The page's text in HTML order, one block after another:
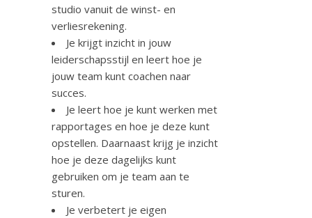
studio vanuit de winst- en
verliesrekening.
Je krijgt inzicht in jouw
leiderschapsstijl en leert hoe je
jouw team kunt coachen naar
succes.
Je leert hoe je kunt werken met
rapportages en hoe je deze kunt
opstellen. Daarnaast krijg je inzicht
hoe je deze dagelijks kunt
gebruiken om je team aan te
sturen.
Je verbetert je eigen